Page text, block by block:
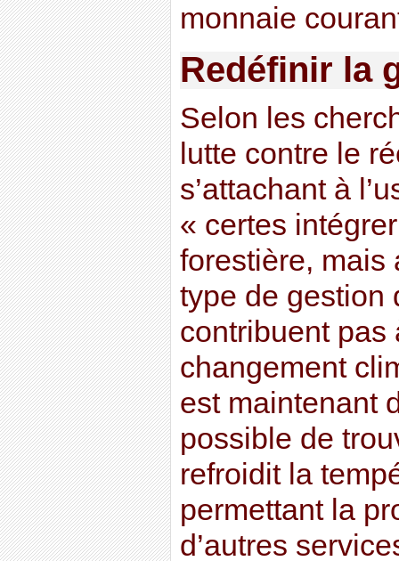
monnaie
Redéfinir la
Selon les
lutte contre le
s’attachant à
« certes
forestière, mais
type de gestion
contribuent pas
changement
est maintenant
possible de
refroidit la
permettant la
d’autres